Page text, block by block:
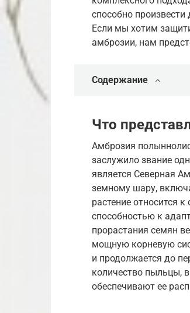
способно
Если мы хотим
амброзии, нам
Содержание
Что
Амброзия
заслужило звание
является Северная
земному шару,
растение относится
способностью к
прорастания семян
мощную корневую
и продолжается до
количество пыльцы,
обеспечивают ее